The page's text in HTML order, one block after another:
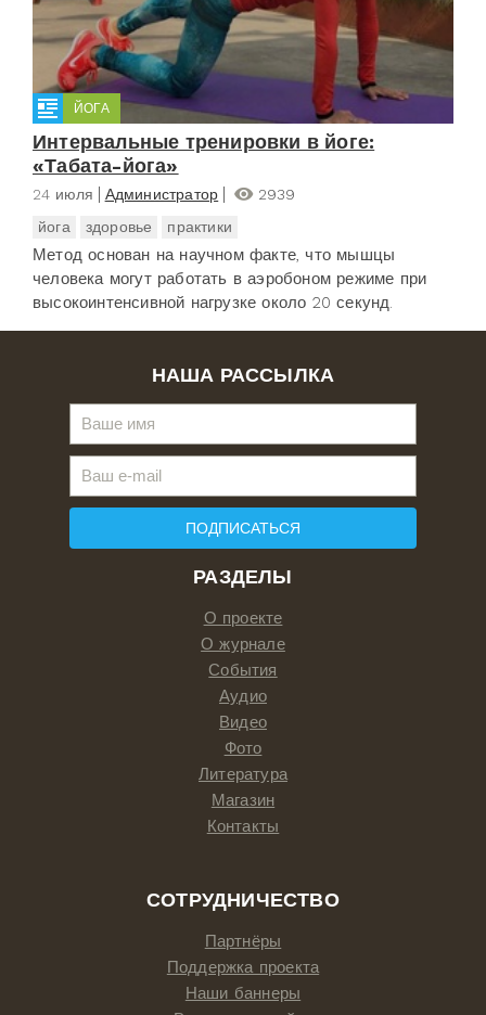
ЙОГА
Интервальные тренировки в йоге:
«Табата-йога»
24 июля Администратор
2939
йога
здоровье практики
Метод основан на научном факте, что мышцы
человека могут работать в аэробоном режиме при
высокоинтенсивной нагрузке около 20 секунд.
РАЗДЕЛЫ
О проекте
О журнале
События
Аудио
Видео
Фото
Литература
Магазин
Контакты
СОТРУДНИЧЕСТВО
Партнёры
Поддержка проекта
Наши баннеры
НАША РАССЫЛКА
ПОДПИСАТЬСЯ